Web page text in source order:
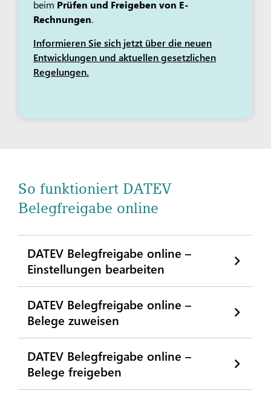
beim Prüfen und Freigeben von E-
Rechnungen.
Informieren Sie sich jetzt über die neuen
Entwicklungen und aktuellen gesetzlichen
Regelungen.
So funktioniert DATEV
Belegfreigabe online
DATEV Belegfreigabe online –
Einstellungen bearbeiten
DATEV Belegfreigabe online –
Belege zuweisen
DATEV Belegfreigabe online –
Belege freigeben